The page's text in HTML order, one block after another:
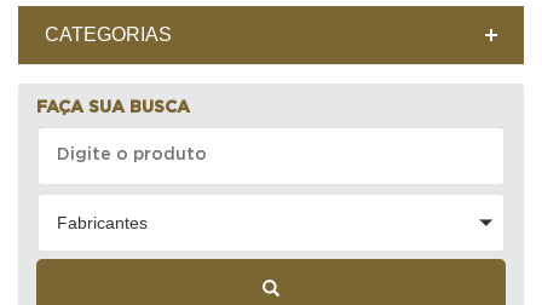
CATEGORIAS
FAÇA SUA BUSCA
Fabricantes